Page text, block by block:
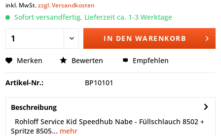
inkl. MwSt.zzgl. Versandkosten
Sofort versandfertig, Lieferzeit ca. 1-3 Werktage
IN DEN WARENKORB
Merken Bewerten Empfehlen
Artikel-Nr.: BP10101
Beschreibung
Rohloff Service Kid Speedhub Nabe - Füllschlauch 8502 +
Spritze 8505... mehr